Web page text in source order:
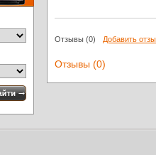
Отзывы (0) Добавить
Отзывы (0)